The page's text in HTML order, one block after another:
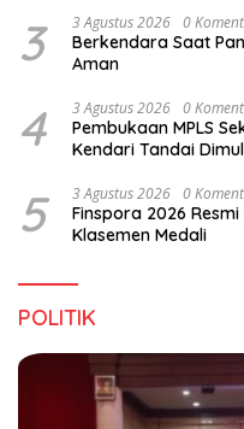
3 3 Agustus 2026 0
Berkendara Saat
Aman
4 3 Agustus 2026 0
Pembukaan MPLS
Kendari Tandai
5 3 Agustus 2026 0
Finspora 2026
Klasemen Medali
POLITIK